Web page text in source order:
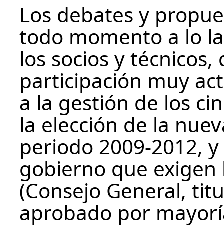
Los debates y
todo momento a lo
los socios y
participación muy
a la gestión de los
la elección de la
periodo 2009-2012,
gobierno que exigen
(Consejo General,
aprobado por